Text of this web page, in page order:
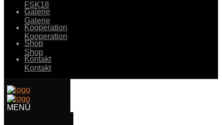
FSK18
Galerie
Galerie
Kooperation
Kooperation
Shop
Shop
Kontakt
Kontakt